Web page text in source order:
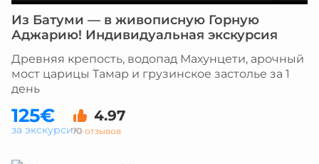
Из Батуми — в живописную Горную
Аджарию! Индивидуальная экскурсия
Древняя крепость, водопад Махунцети, арочный
мост царицы Тамар и грузинское застолье за 1
день
125€ 4.97
70 отзывов
за экскурсию